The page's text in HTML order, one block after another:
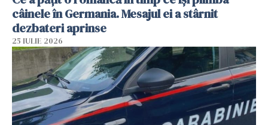
câinele în Germania. Mesajul ei a stârnit
dezbateri aprinse
25 IULIE 2026